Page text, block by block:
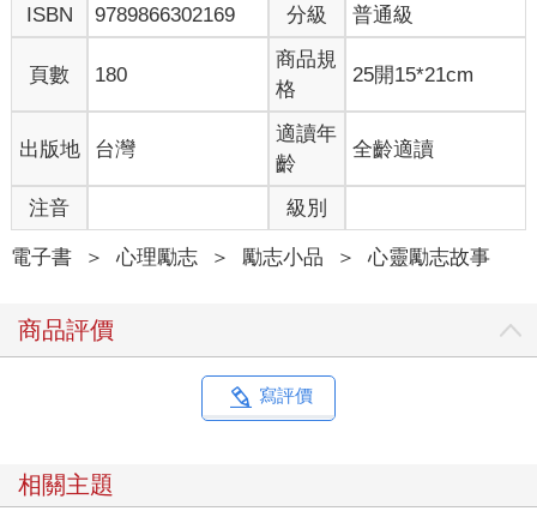
ISBN
9789866302169 分級 普通級
頁數 180
商品規
格
25開15*21cm
出版地 台灣
適讀年
齡
全齡適讀
注音 級別
電子書 ＞ 心理勵志 ＞ 勵志小品 ＞ 心靈勵志故事
商品評價
寫評價
相關主題